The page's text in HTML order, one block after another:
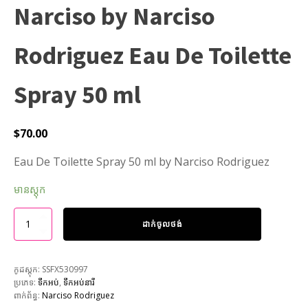
Narciso by Narciso
Rodriguez Eau De Toilette
Spray 50 ml
$70.00
Eau De Toilette Spray 50 ml by Narciso Rodriguez
មានស្តុក
ដាក់ចូលថង់
កូដស្តុក: SSFX530997
ប្រភេទ: ទឹកអប់, ទឹកអប់នារី
ពាក់ព័ន្ធ: Narciso Rodriguez